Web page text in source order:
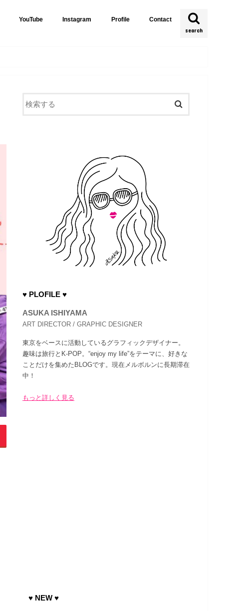
search
YouTube Instagram Profile Contact
♥ PLOFILE ♥
ASUKA ISHIYAMA
ART DIRECTOR / GRAPHIC DESIGNER
東京をベースに活動しているグラフィックデザイナー。
趣味は旅行とK-POP。“enjoy my life”をテーマに、好きな
ことだけを集めたBLOGです。現在メルボルンに長期滞在
中！
もっと詳しく見る
♥ NEW ♥